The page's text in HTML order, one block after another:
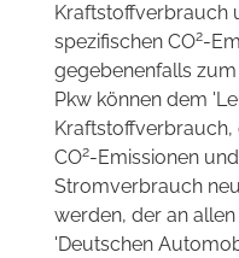
Kraftstoffverbrauch
spezifischen CO2-
gegebenenfalls
Pkw können dem
Kraftstoffverbrauch,
CO2-Emissionen
Stromverbrauch
werden, der an
'Deutschen